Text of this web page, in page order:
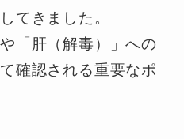
てきました。
「肝（解毒）」への
確認される重要なポ